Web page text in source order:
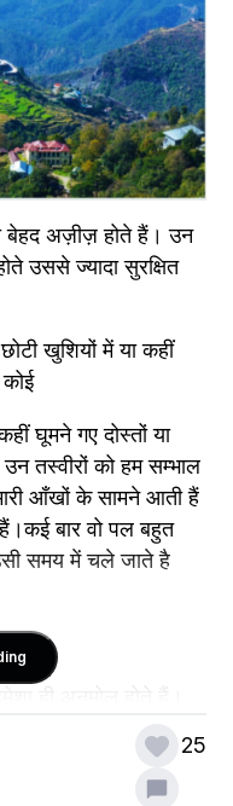
बेहद अज़ीज़ होते हैं। उन
उससे ज्यादा सुरक्षित
खुशियों में या कहीं
घूमने गए दोस्तों या
तस्वीरों को हम सम्भाल
आँखों के सामने आती हैं
हैं।कई बार वो पल बहुत
समय में चले जाते है
हमें दिखाती हैं।हमें यह
दौड़ते हम कितने
25